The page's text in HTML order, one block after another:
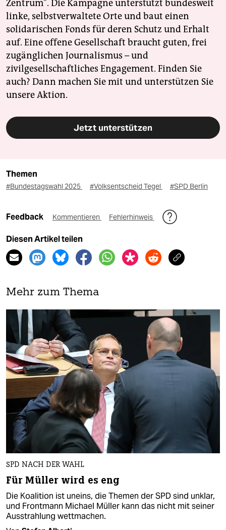
Zentrum". Die Kampagne unterstützt bundesweit
linke, selbstverwaltete Orte und baut einen
solidarischen Fonds für deren Schutz und Erhalt
auf. Eine offene Gesellschaft braucht guten, frei
zugänglichen Journalismus – und
zivilgesellschaftliches Engagement. Finden Sie
auch? Dann machen Sie mit und unterstützen Sie
unsere Aktion.
Jetzt unterstützen
Themen
#Bundestagswahl 2025 #Volksentscheid Tegel #SPD Berlin
Feedback Kommentieren Fehlerhinweis
Diesen Artikel teilen
Mehr zum Thema
SPD NACH DER WAHL
Für Müller wird es eng
Die Koalition ist uneins, die Themen der SPD sind unklar,
und Frontmann Michael Müller kann das nicht mit seiner
Ausstrahlung wettmachen.